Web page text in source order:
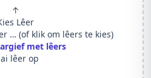
↑
Lêer
… (of klik om lêers te kies)
met lêers
lêer op